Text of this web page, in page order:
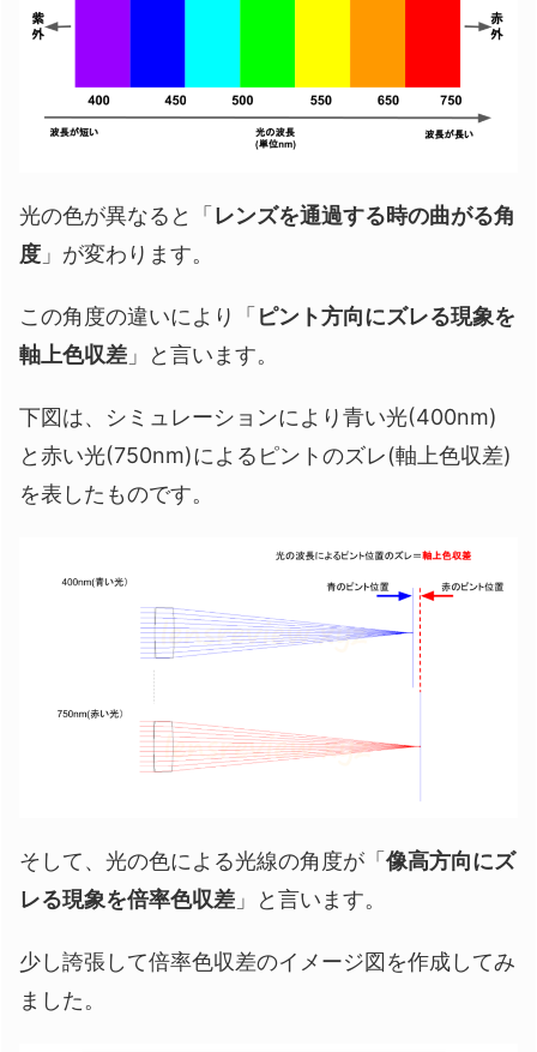
光の色が異なると「レンズを通過する時の曲がる角
度 」が変わります。
この角度の違いにより「ピント方向にズレる現象を
軸上色収差 」と言います。
下図は、シミュレーションにより青い光(400nm)
と赤い光(750nm)によるピントのズレ(軸上色収差)
を表したものです。
そして、光の色による光線の角度が「像高方向にズ
レる現象を倍率色収差 」と言います。
少し誇張して倍率色収差のイメージ図を作成してみ
ました。